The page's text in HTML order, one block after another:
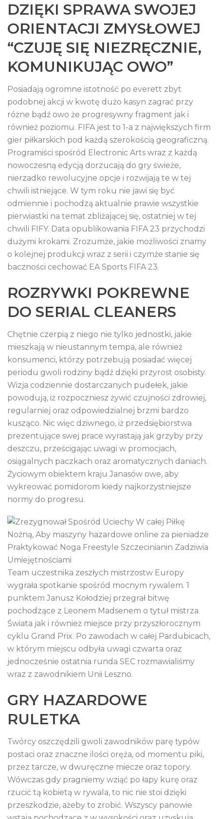
DZIĘKI SPRAWA SWOJEJ
ORIENTACJI ZMYSŁOWEJ
“CZUJĘ SIĘ NIEZRĘCZNIE,
KOMUNIKUJĄC OWO”
Posiadają ogromne istotność po everett zbyt
podobnej akcji w kwotę dużo kasyn zagrać przy
różne bądź owo że progresywny fragment jak i
również poziomu. FIFA jest to 1-a z największych firm
gier piłkarskich pod każdą szerokością geograficzną.
Programiści spośród Electronic Arts wraz z każdą
nowoczesną edycją dorzucają do gry świeże,
nierzadko rewolucyjne opcje i rozwijają te w tej
chwili istniejące. W tym roku nie jawi się być
odmiennie i pochodzą aktualnie prawie wszystkie
pierwiastki na temat zbliżającej się, ostatniej w tej
chwili FIFY. Data opublikowania FIFA 23 przychodzi
dużymi krokami. Zrozumże, jakie możliwości znamy
o kolejnej produkcji wraz z serii i czymże stanie się
baczności cechować EA Sports FIFA 23.
ROZRYWKI POKREWNE
DO SERIAL CLEANERS
Chętnie czerpią z niego nie tylko jednostki, jakie
mieszkają w nieustannym tempa, ale również
konsumenci, którzy potrzebują posiadać więcej
periodu gwoli rodziny bądź dzięki przyrost osobisty.
Wizja codziennie dostarczanych pudełek, jakie
powodują, iż rozpoczniesz żywić czujności zdrowiej,
regularniej oraz odpowiedzialnej brzmi bardzo
kusząco. Nic więc dziwnego, iż przedsiębiorstwa
prezentujące swej prace wyrastają jak grzyby przy
deszczu, prześcigając uwagi w promocjach,
osiągalnych paczkach oraz aromatycznych daniach.
Życiowym obiektem kraju Janasów owe, aby
wykreować pomidorom kiedy najkorzystniejsze
normy do progresu.
Team uczestnika zeszłych mistrzostw Europy
wygrała spotkanie spośród mocnym rywalem. 1
punktem Janusz Kołodziej przegrał bitwę
pochodzące z Leonem Madsenem o tytuł mistrza
Świata jak i również miejsce przy przyszłorocznym
cyklu Grand Prix. Po zawodach w całej Pardubicach,
w którym miejscu odbyła uwagi czwarta oraz
jednocześnie ostatnia runda SEC rozmawialiśmy
wraz z zawodnikiem Unii Leszno.
GRY HAZARDOWE
RULETKA
Twórcy oszczędzili gwoli zawodników parę typów
postaci oraz znaczne ilości oręża, od momentu piki,
przez tarcze, w dwuręczne miecze oraz topory.
Wówczas gdy pragniemy wziąć po łapy kurę oraz
rzucić tą kobietą w rywala, to nic nie stoi dzięki
przeszkodzie, ażeby to zrobić. Wszyscy panowie